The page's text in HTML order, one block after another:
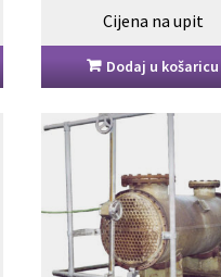
Cijena na upit
Dodaj u košaricu